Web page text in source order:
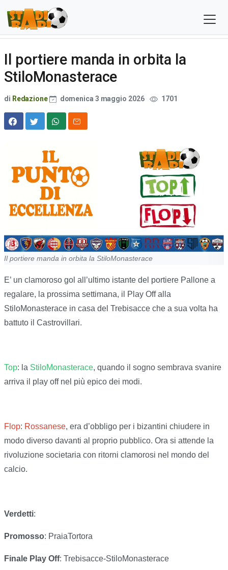
Il portiere manda in orbita la
StiloMonasterace
di Redazione domenica 3 maggio 2026 1701
Il portiere manda in orbita la StiloMonasterace
E’ un clamoroso gol all’ultimo istante del portiere Pallone a
regalare, la prossima settimana, il Play Off alla
StiloMonasterace in casa del Trebisacce che a sua volta ha
battuto il Castrovillari.
Top: la StiloMonasterace, quando il sogno sembrava svanire
arriva il play off nel più epico dei modi.
Flop: Rossanese, era d’obbligo per i bizantini chiudere in
modo diverso davanti al proprio pubblico. Ora si attende la
rivoluzione societaria con ritorni clamorosi nel mondo del
calcio.
Verdetti:
Promosso: PraiaTortora
Finale Play Off: Trebisacce-StiloMonasterace